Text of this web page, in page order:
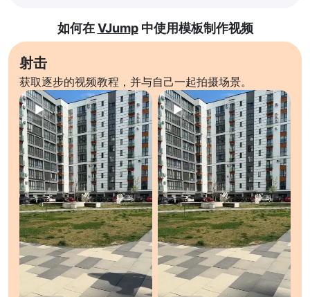
如何在VJump中使用模板制作视频
射击
获取逐步的视频教程，并与自己一起拍摄场景。